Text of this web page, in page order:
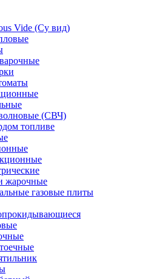
Vide (Су вид)
(СВЧ)
топливе
жарочные
газовые плиты